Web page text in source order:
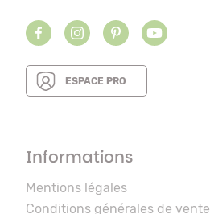
ESPACE PRO
Informations
Mentions légales
Conditions générales de vente